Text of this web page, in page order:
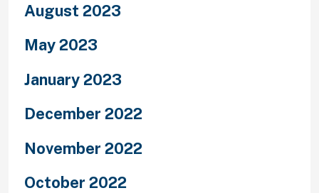
August 2023
May 2023
January 2023
December 2022
November 2022
October 2022